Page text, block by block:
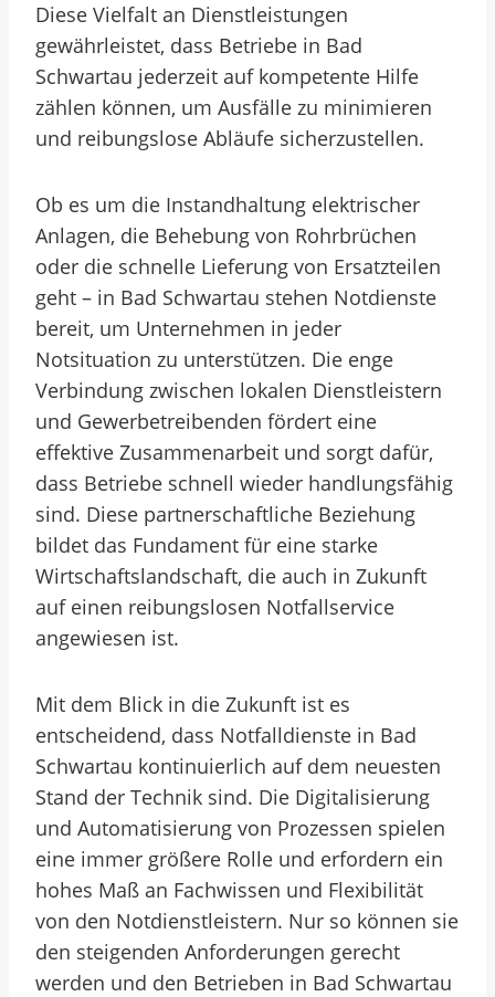
Diese Vielfalt an Dienstleistungen
gewährleistet, dass Betriebe in Bad
Schwartau jederzeit auf kompetente Hilfe
zählen können, um Ausfälle zu minimieren
und reibungslose Abläufe sicherzustellen.
Ob es um die Instandhaltung elektrischer
Anlagen, die Behebung von Rohrbrüchen
oder die schnelle Lieferung von Ersatzteilen
geht – in Bad Schwartau stehen Notdienste
bereit, um Unternehmen in jeder
Notsituation zu unterstützen. Die enge
Verbindung zwischen lokalen Dienstleistern
und Gewerbetreibenden fördert eine
effektive Zusammenarbeit und sorgt dafür,
dass Betriebe schnell wieder handlungsfähig
sind. Diese partnerschaftliche Beziehung
bildet das Fundament für eine starke
Wirtschaftslandschaft, die auch in Zukunft
auf einen reibungslosen Notfallservice
angewiesen ist.
Mit dem Blick in die Zukunft ist es
entscheidend, dass Notfalldienste in Bad
Schwartau kontinuierlich auf dem neuesten
Stand der Technik sind. Die Digitalisierung
und Automatisierung von Prozessen spielen
eine immer größere Rolle und erfordern ein
hohes Maß an Fachwissen und Flexibilität
von den Notdienstleistern. Nur so können sie
den steigenden Anforderungen gerecht
werden und den Betrieben in Bad Schwartau